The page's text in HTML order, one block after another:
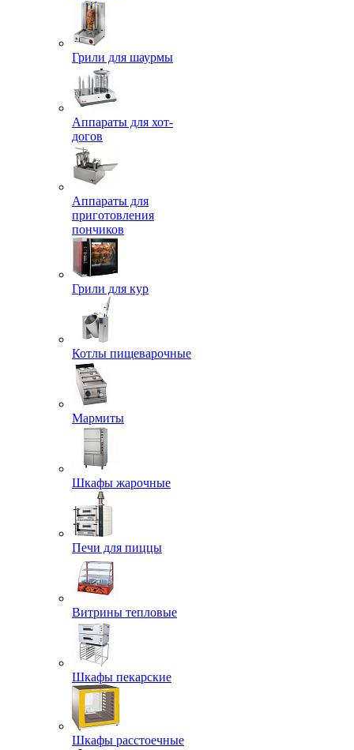
Грили для шаурмы
Аппараты для хот-
догов
Аппараты для
приготовления
пончиков
Грили для кур
Котлы пищеварочные
Мармиты
Шкафы жарочные
Печи для пиццы
Витрины тепловые
Шкафы пекарские
Шкафы расстоечные